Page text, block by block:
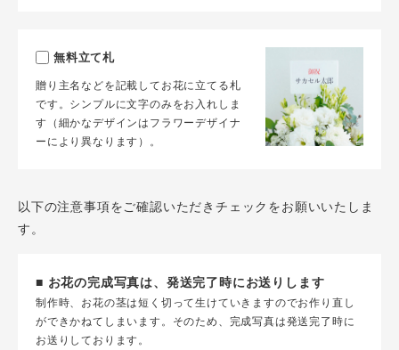
無料立て札
贈り主名などを記載してお花に立てる札
です。シンプルに文字のみをお入れしま
す（細かなデザインはフラワーデザイナ
ーにより異なります）。
以下の注意事項をご確認いただきチェックをお願いいたしま
す。
■ お花の完成写真は、発送完了時にお送りします
制作時、お花の茎は短く切って生けていきますのでお作り直し
ができかねてしまいます。そのため、完成写真は発送完了時に
お送りしております。